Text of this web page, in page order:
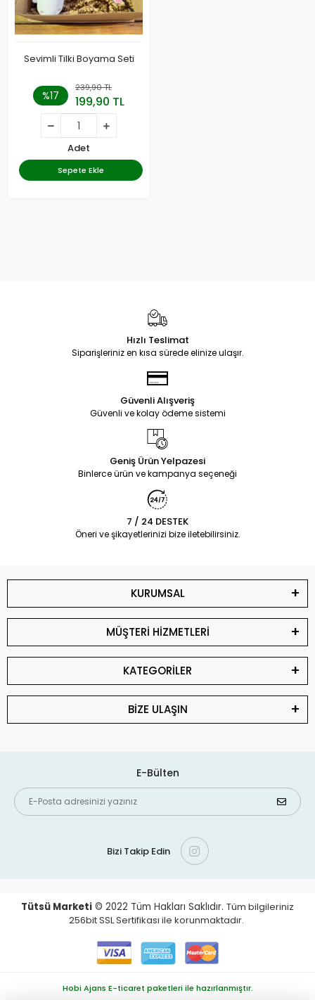
Sevimli Tilki Boyama Seti
%17
239,90 TL
199,90 TL
Adet
Sepete Ekle
Hızlı Teslimat
Siparişleriniz en kısa sürede elinize ulaşır.
Güvenli Alışveriş
Güvenli ve kolay ödeme sistemi
Geniş Ürün Yelpazesi
Binlerce ürün ve kampanya seçeneği
7 / 24 DESTEK
Öneri ve şikayetlerinizi bize iletebilirsiniz.
KURUMSAL
MÜŞTERİ HİZMETLERİ
KATEGORİLER
BİZE ULAŞIN
E-Bülten
Bizi Takip Edin
Tütsü Marketi © 2022 Tüm Hakları Saklıdır. Tüm bilgileriniz
256bit SSL Sertifikası ile korunmaktadır.
Hobi Ajans E-ticaret paketleri ile hazırlanmıştır.